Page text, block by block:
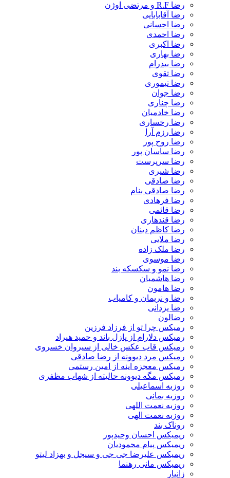
رضا آقابابایی
رضا احسانی
رضا احمدی
رضا اکبری
رضا بهاری
رضا بیدرام
رضا تقوی
رضا تیموری
رضا جوان
رضا چناری
رضا خادمیان
رضا رخساری
رضا رزم آرا
رضا روح پور
رضا ساسان پور
رضا سرپرست
رضا شیری
رضا صادقی
رضا صادقی بنام
رضا فرهادی
رضا قائمی
رضا قندهاری
رضا کاظم دینان
رضا ملایی
رضا ملک زاده
رضا موسوی
رضا نمو و سکسکه بند
رضا هاشمیان
رضا هامون
رضا و نریمان و کامیاب
رضا یزدانی
رضالون
رمیکس چرا تو از فرزاد فرزین
رمیکس دلارام از پازل باند و حمید هیراد
رمیکس قاب عکس خالی از سیروان خسروی
رمیکس مرد دیوونه از رضا صادقی
رمیکس معجزه اینه از امین رستمی
رمیکس مگه دیوونه حالیته از شهاب مظفری
روزبه اسماعیلی
روزبه بمانی
روزبه نعمت اللهی
روزبه نعمت الهی
روناک بند
ریمیکس احسان وحیدپور
ریمیکس پیام محمودیان
ریمیکس علیرضا جی جی و سیجل و بهزاد لیتو
ریمیکس مانی رهنما